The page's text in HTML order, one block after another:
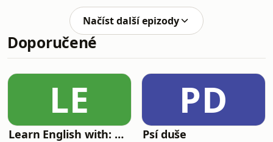
Autor kvůli knize přišel o místo v
redakci časopisu Světová literatura.
Recenzenti jeho román přirovnávali
k červivému ovoci nebo prašivému
osobně kritizoval i tehdejší
československý prezident Antonín
Novotný. Kniha se totiž zásadně
Načíst další epizody
Doporučené
LE
Learn English with: My Life and Other Funny Stories
PD
Psí duše